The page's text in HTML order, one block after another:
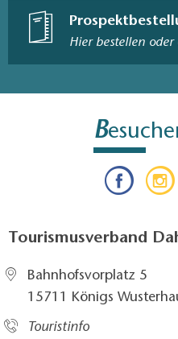
Hier bestellen
B
Tourismusverband
Bahnhofsvorplatz 5​
15711 Königs
Touristinfo